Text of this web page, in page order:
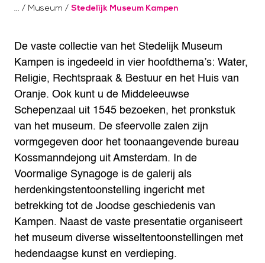
/ Museum / Stedelijk Museum Kampen
De vaste collectie van het Stedelijk Museum
Kampen is ingedeeld in vier hoofdthema’s: Water,
Religie, Rechtspraak & Bestuur en het Huis van
Oranje. Ook kunt u de Middeleeuwse
Schepenzaal uit 1545 bezoeken, het pronkstuk
van het museum. De sfeervolle zalen zijn
vormgegeven door het toonaangevende bureau
Kossmanndejong uit Amsterdam. In de
Voormalige Synagoge is de galerij als
herdenkingstentoonstelling ingericht met
betrekking tot de Joodse geschiedenis van
Kampen. Naast de vaste presentatie organiseert
het museum diverse wisseltentoonstellingen met
hedendaagse kunst en verdieping.